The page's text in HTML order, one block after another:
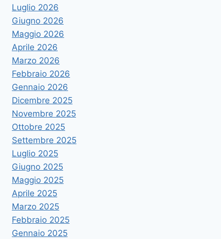
Luglio 2026
Giugno 2026
Maggio 2026
Aprile 2026
Marzo 2026
Febbraio 2026
Gennaio 2026
Dicembre 2025
Novembre 2025
Ottobre 2025
Settembre 2025
Luglio 2025
Giugno 2025
Maggio 2025
Aprile 2025
Marzo 2025
Febbraio 2025
Gennaio 2025